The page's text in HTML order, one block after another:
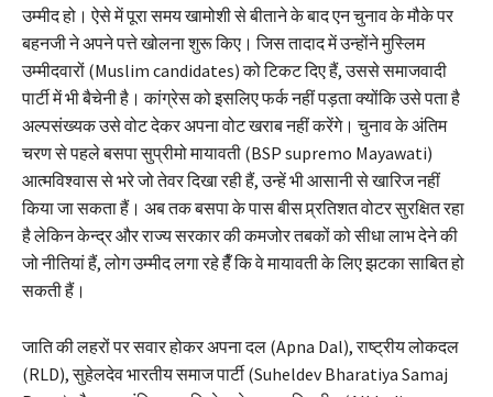
उम्मीद हो। ऐसे में पूरा समय खामोशी से बीताने के बाद एन चुनाव के मौके पर
बहनजी ने अपने पत्ते खोलना शुरू किए। जिस तादाद में उन्होंने मुस्लिम
उम्मीदवारों (Muslim candidates) को टिकट दिए हैं, उससे समाजवादी
पार्टी में भी बैचेनी है। कांग्रेस को इसलिए फर्क नहीं पड़ता क्योंकि उसे पता है
अल्पसंख्यक उसे वोट देकर अपना वोट खराब नहीं करेंगे। चुनाव के अंतिम
चरण से पहले बसपा सुप्रीमो मायावती (BSP supremo Mayawati)
आत्मविश्वास से भरे जो तेवर दिखा रही हैं, उन्हें भी आसानी से खारिज नहीं
किया जा सकता हैं। अब तक बसपा के पास बीस प्र्रतिशत वोटर सुरक्षित रहा
है लेकिन केन्द्र और राज्य सरकार की कमजोर तबकों को सीधा लाभ देने की
जो नीतियां हैं, लोग उम्मीद लगा रहे हैँ कि वे मायावती के लिए झटका साबित हो
सकती हैं।
जाति की लहरों पर सवार होकर अपना दल (Apna Dal), राष्ट्रीय लोकदल
(RLD), सुहेलदेव भारतीय समाज पार्टी (Suheldev Bharatiya Samaj